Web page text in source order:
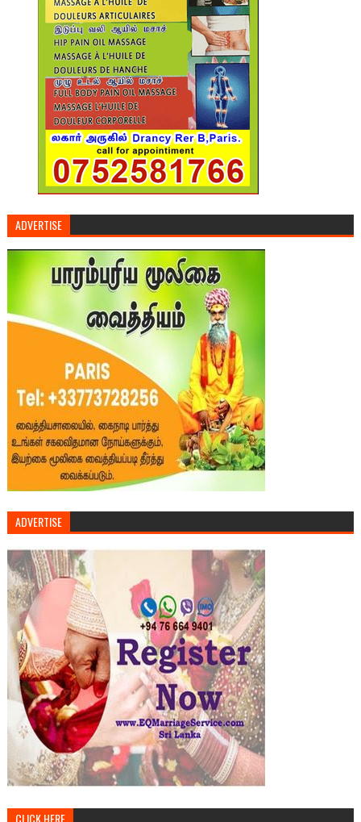
ADVERTISE
ADVERTISE
CLICK HERE